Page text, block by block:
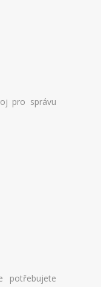
pro správu
potřebujete